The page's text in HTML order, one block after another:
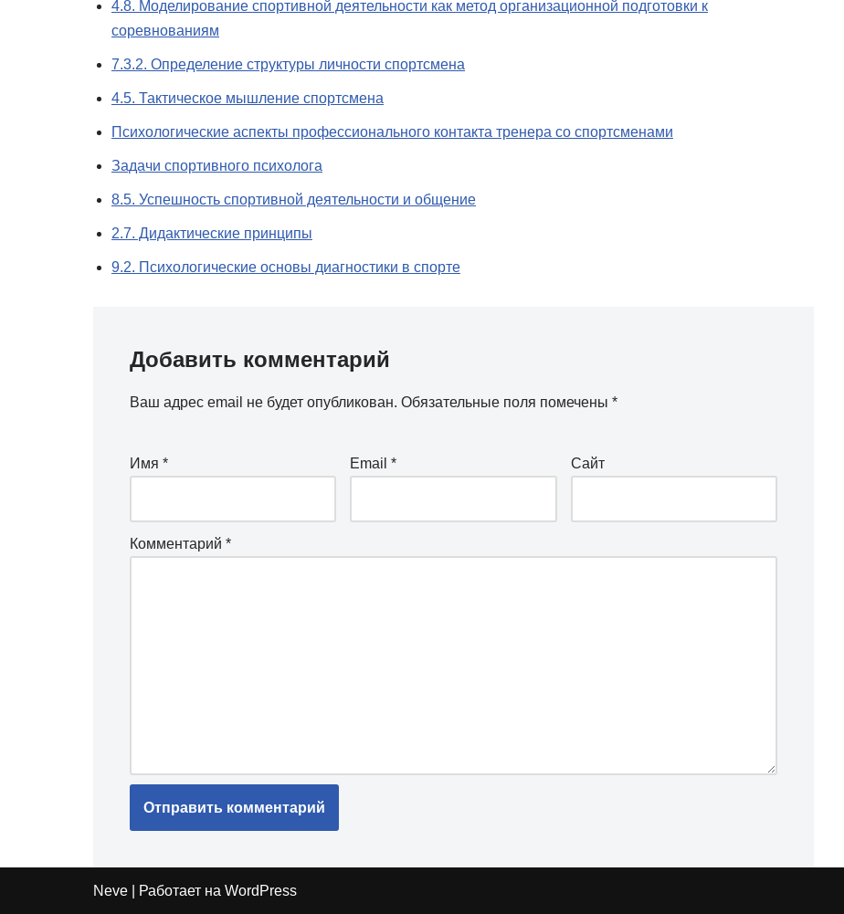
4.8. Моделирование спортивной деятельности как метод организационной подготовки к
соревнованиям
7.3.2. Определение структуры личности спортсмена
4.5. Тактическое мышление спортсмена
Психологические аспекты профессионального контакта тренера со спортсменами
Задачи спортивного психолога
8.5. Успешность спортивной деятельности и общение
2.7. Дидактические принципы
9.2. Психологические основы диагностики в спорте
Добавить комментарий
Ваш адрес email не будет опубликован. Обязательные поля помечены *
Имя * Email* Сайт
Комментарий *
Neve | Работает на WordPress